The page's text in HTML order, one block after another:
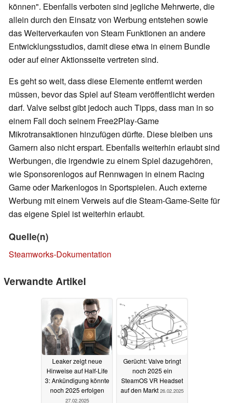
können". Ebenfalls verboten sind jegliche Mehrwerte, die
allein durch den Einsatz von Werbung entstehen sowie
das Weiterverkaufen von Steam Funktionen an andere
Entwicklungsstudios, damit diese etwa in einem Bundle
oder auf einer Aktionsseite vertreten sind.
Es geht so weit, dass diese Elemente entfernt werden
müssen, bevor das Spiel auf Steam veröffentlicht werden
darf. Valve selbst gibt jedoch auch Tipps, dass man in so
einem Fall doch seinem Free2Play-Game
Mikrotransaktionen hinzufügen dürfte. Diese bleiben uns
Gamern also nicht erspart. Ebenfalls weiterhin erlaubt sind
Werbungen, die irgendwie zu einem Spiel dazugehören,
wie Sponsorenlogos auf Rennwagen in einem Racing
Game oder Markenlogos in Sportspielen. Auch externe
Werbung mit einem Verweis auf die Steam-Game-Seite für
das eigene Spiel ist weiterhin erlaubt.
Quelle(n)
Steamworks-Dokumentation
Verwandte Artikel
Leaker zeigt neue
Hinweise auf Half-Life
3: Ankündigung könnte
noch 2025 erfolgen
27.02.2025
Gerücht: Valve bringt
noch 2025 ein
SteamOS VR Headset
auf den Markt 26.02.2025